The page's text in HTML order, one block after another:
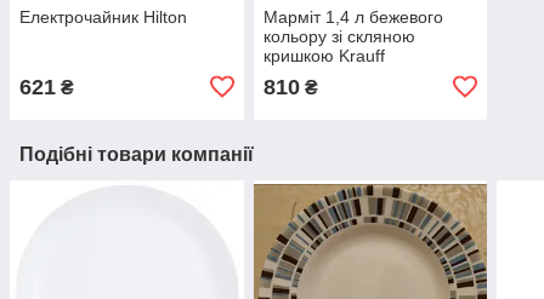
Електрочайник Hilton
621 ₴
Марміт 1,4 л бежевого
кольору зі скляною
кришкою Krauff
810₴
Подібні товари компанії